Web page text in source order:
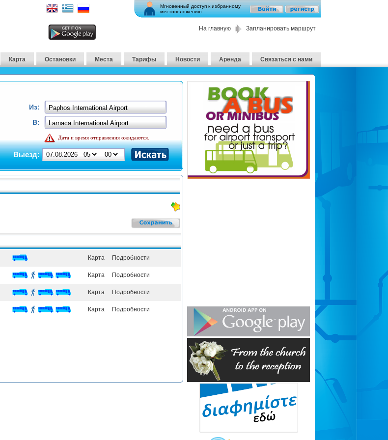
Мгновенный доступ к избранному
местоположению
На главную Запланировать маршрут
Карта Остановки Места Тарифы Новости Аренда Связаться с нами
Из:
В:
Дата и время отправления ожидаются.
Выезд:
Карта Подробности
Карта Подробности
Карта Подробности
Карта Подробности